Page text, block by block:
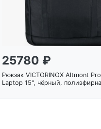
25780 ₽
Рюкзак VICTORINOX Altmont
Laptop 15", чёрный,